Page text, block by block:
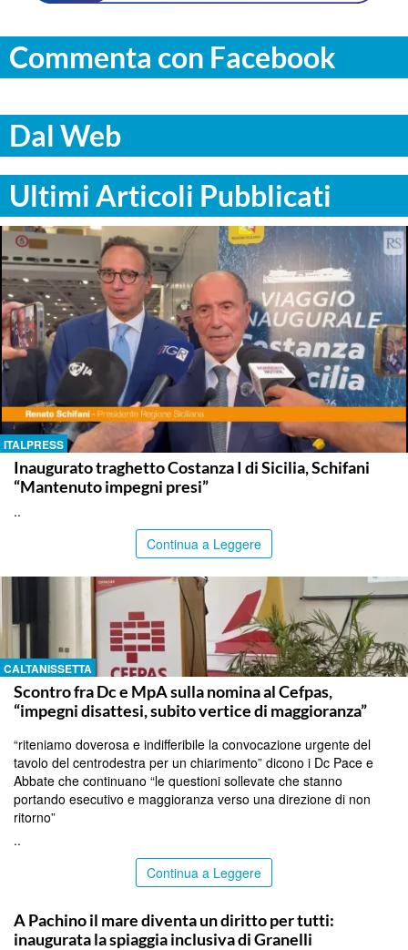
Commenta con Facebook
Dal Web
Ultimi Articoli Pubblicati
ITALPRESS
Inaugurato traghetto Costanza I di Sicilia, Schifani
“Mantenuto impegni presi”
..
Continua a Leggere
CALTANISSETTA
Scontro fra Dc e MpA sulla nomina al Cefpas,
“impegni disattesi, subito vertice di maggioranza”
“riteniamo doverosa e indifferibile la convocazione urgente del
tavolo del centrodestra per un chiarimento” dicono i Dc Pace e
Abbate che continuano “le questioni sollevate che stanno
portando esecutivo e maggioranza verso una direzione di non
ritorno”
..
Continua a Leggere
A Pachino il mare diventa un diritto per tutti:
inaugurata la spiaggia inclusiva di Granelli